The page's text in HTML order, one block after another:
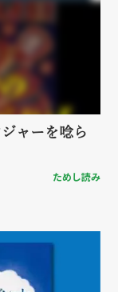
ャーを唸ら
ためし読み